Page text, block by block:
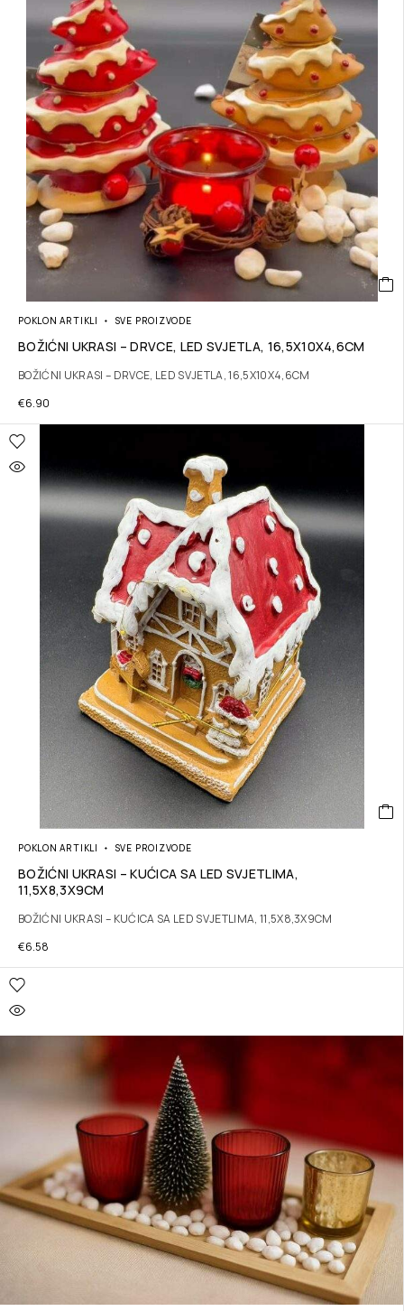
POKLON ARTIKLI SVE PROIZVODE
BOŽIĆNI UKRASI – DRVCE, LED SVJETLA, 16,5X10X4,6CM
BOŽIĆNI UKRASI – DRVCE, LED SVJETLA, 16,5X10X4,6CM
€6.90
POKLON ARTIKLI SVE PROIZVODE
BOŽIĆNI UKRASI – KUĆICA SA LED SVJETLIMA,
11,5X8,3X9CM
BOŽIĆNI UKRASI – KUĆICA SA LED SVJETLIMA, 11,5X8,3X9CM
€6.58